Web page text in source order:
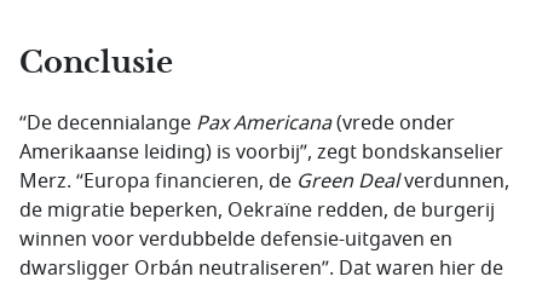
Conclusie
“De decennialange Pax Americana(vrede onder
Amerikaanse leiding) is voorbij”, zegt bondskanselier
Merz. “Europa financieren, de Green Dealverdunnen,
de migratie beperken, Oekraïne redden, de burgerij
winnen voor verdubbelde defensie-uitgaven en
dwarsligger Orbán neutraliseren”. Dat waren hier de